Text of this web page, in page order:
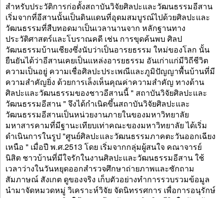
สำหรับประวัติการก่อตั้งสถาบันวิจัยศิลปะและวัฒนธรรมอีสาน
เริ่มจากที่อีสานนั้นเป็นดินแดนที่อุดมสมบูรณ์ไปด้วยศิลปะและ
วัฒนธรรมที่สืบทอดมาเป็นเวลานานจาก หลักฐานทาง
ประวัติศาสตร์และโบราณคดี เช่น การขุดค้นพบ ศิลป
วัฒนธรรมบ้านเชียงซึ่งนับว่าเป็นอารยธรรม ใหม่ของโลก นั้น
ยืนยันได้ว่าอีสานเคยเป็นแหล่งอารยธรรม อันเก่าแก่มีวิถีชีวิต
ความเป็นอยู่ ความเชื่อศิลปะประเพณีและภูมิปัญญาพื้นบ้านที่มี
ความสำคัญยิ่ง ด้วยการเล็งเห็นคุณค่าความสำคัญ ทางด้าน
ศิลปะและวัฒนธรรมของชาวอีสานนี้ " สถาบันวิจัยศิลปะและ
วัฒนธรรมอีสาน " จึงได้กำเนิดขึ้นสถาบันวิจัยศิลปะและ
วัฒนธรรมอีสานเป็นหน่วยงานภายในของมหาวิทยาลัย
มหาสารคามที่มีฐานะเทียบเท่าคณะของมหาวิทยาลัย ได้เริ่ม
ดำเนินการในรูป "ศูนย์ศิลปะและวัฒนธรรมภาคตะวันออกเฉียง
เหนือ " เมื่อปี พ.ศ.2513 โดย เริ่มจากกลุ่มผู้สนใจ คณาจารย์
นิสิต ชาวบ้านที่มีใจรักในงานศิลปะและวัฒนธรรมอีสาน ใช้
เวลาว่างในวันหยุดออกสำรวจศึกษาถ่ายภาพและซักถาม
สัมภาษณ์ สังเกต ดูของจริง เก็บตัวอย่างทำการรวบรวมข้อมูล
นำมาจัดหมวดหมู่ วิเคราะห์วิจัย จัดนิทรรศการ เพื่อการอนุรักษ์